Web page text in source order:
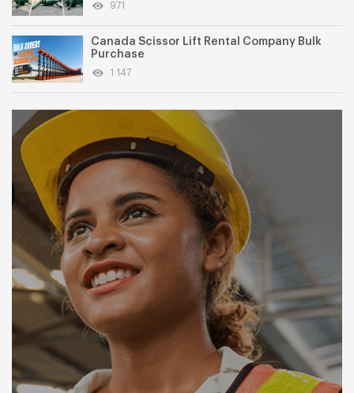
971
Canada Scissor Lift Rental Company Bulk
Purchase
1 147